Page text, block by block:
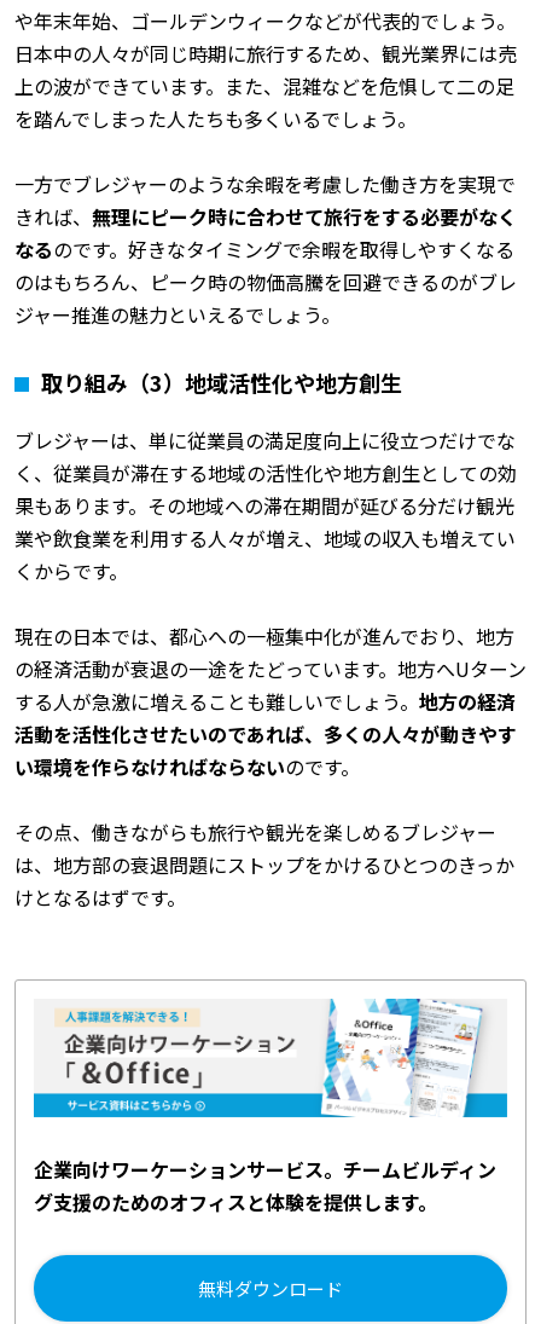
や年末年始、ゴールデンウィークなどが代表的でしょう。
日本中の人々が同じ時期に旅行するため、観光業界には売
上の波ができています。また、混雑などを危惧して二の足
を踏んでしまった人たちも多くいるでしょう。
一方でブレジャーのような余暇を考慮した働き方を実現で
きれば、 無理にピーク時に合わせて旅行をする必要がなく
なるのです。好きなタイミングで余暇を取得しやすくなる
のはもちろん、ピーク時の物価高騰を回避できるのがブレ
ジャー推進の魅力といえるでしょう。
取り組み（3）地域活性化や地方創生
ブレジャーは、単に従業員の満足度向上に役立つだけでな
く、従業員が滞在する地域の活性化や地方創生としての効
果もあります。その地域への滞在期間が延びる分だけ観光
業や飲食業を利用する人々が増え、地域の収入も増えてい
くからです。
現在の日本では、都心への一極集中化が進んでおり、地方
の経済活動が衰退の一途をたどっています。地方へUターン
する人が急激に増えることも難しいでしょう。 地方の経済
活動を活性化させたいのであれば、多くの人々が動きやす
い環境を作らなければならないのです。
その点、働きながらも旅行や観光を楽しめるブレジャー
は、地方部の衰退問題にストップをかけるひとつのきっか
けとなるはずです。
企業向けワーケーションサービス。チームビルディン
グ支援のためのオフィスと体験を提供します。
無料ダウンロード